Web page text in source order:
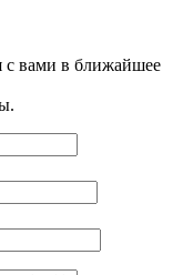
с вами в ближайшее